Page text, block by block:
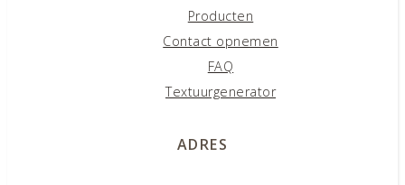
Producten
Contact opnemen
FAQ
Textuurgenerator
ADRES